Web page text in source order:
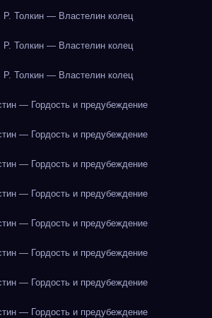
Толкин — Властелин колец
Толкин — Властелин колец
Толкин — Властелин колец
— Гордость и предубеждение
— Гордость и предубеждение
— Гордость и предубеждение
— Гордость и предубеждение
— Гордость и предубеждение
— Гордость и предубеждение
— Гордость и предубеждение
— Гордость и предубеждение